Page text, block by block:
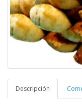
Descripción